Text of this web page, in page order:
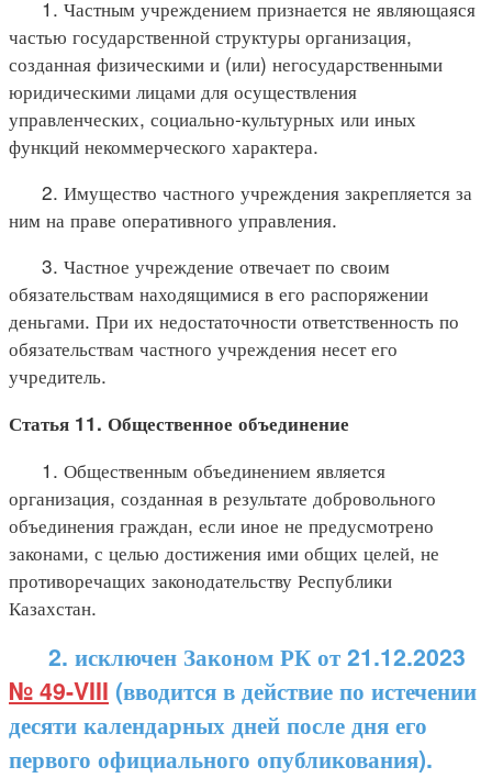
1. Частным учреждением признается не являющаяся
частью государственной структуры организация,
созданная физическими и (или) негосударственными
юридическими лицами для осуществления
управленческих, социально-культурных или иных
функций некоммерческого характера.
2. Имущество частного учреждения закрепляется за
ним на праве оперативного управления.
3. Частное учреждение отвечает по своим
обязательствам находящимися в его распоряжении
деньгами. При их недостаточности ответственность по
обязательствам частного учреждения несет его
учредитель.
Статья 11. Общественное объединение
1. Общественным объединением является
организация, созданная в результате добровольного
объединения граждан, если иное не предусмотрено
законами, с целью достижения ими общих целей, не
противоречащих законодательству Республики
Казахстан.
2. исключен Законом РК от 21.12.2023
№ 49-VIII (вводится в действие по истечении
десяти календарных дней после дня его
первого официального опубликования).